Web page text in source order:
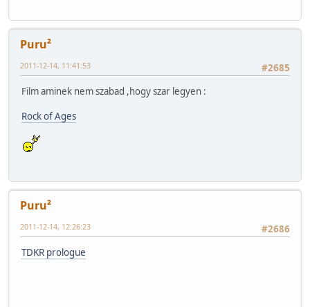
Puru²
#2685
2011-12-14, 11:41:53
Film aminek nem szabad ,hogy szar legyen :
Rock of Ages
Puru²
#2686
2011-12-14, 12:26:23
TDKR prologue